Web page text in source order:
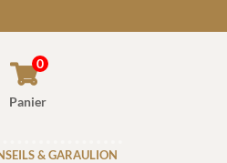
Panier
0
& GARAULION